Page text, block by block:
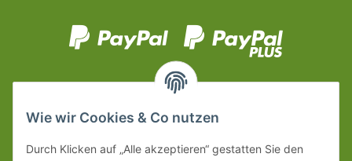
Wie wir Cookies & Co nutzen
Durch Klicken auf „Alle akzeptieren“ gestatten Sie den